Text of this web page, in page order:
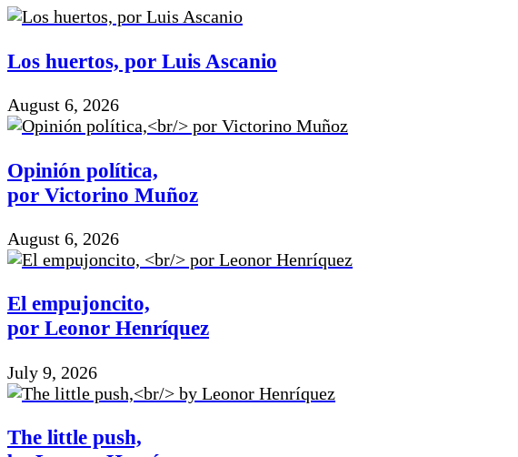
Los huertos, por Luis Ascanio
August 6, 2026
Opinión política,
por Victorino Muñoz
August 6, 2026
El empujoncito,
por Leonor Henríquez
July 9, 2026
The little push,